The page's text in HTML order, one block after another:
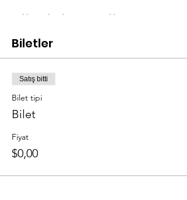
Çoklu yönlendirme seçenekleri mevcuttur.
seansına katılmaları gerekmektedir. Uygun
olduğunu düşünüyorsanız, uygunluğunuza
uyan bir sonraki eğitim serisine
kaydolacaksınız. Gönüllü eğitim üç eğitim
oturumundan oluşur. Gönüllü çalışmaya
başlamak için üç oturuma da katılım
Biletler
Satış bitti
Bilet tipi
Bilet
Fiyat
$0,00